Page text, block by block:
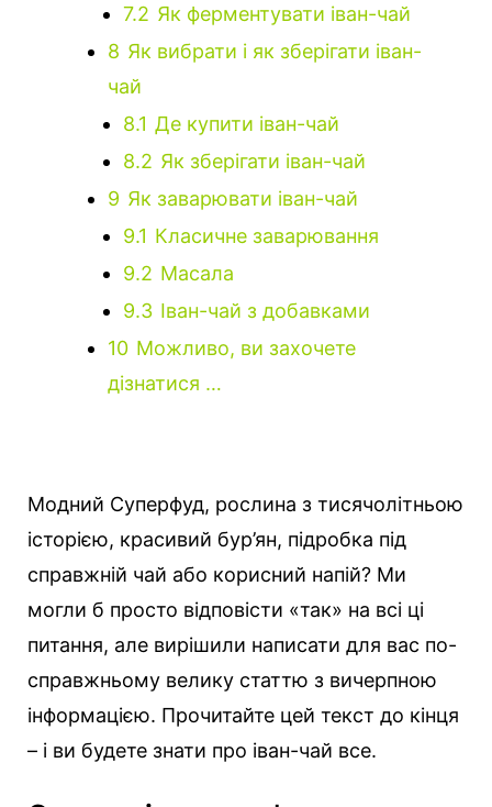
7.2 Як ферментувати іван-чай
8 Як вибрати і як зберігати іван-
чай
8.1 Де купити іван-чай
8.2 Як зберігати іван-чай
9 Як заварювати іван-чай
9.1 Класичне заварювання
9.2 Масала
9.3 Іван-чай з добавками
10 Можливо, ви захочете
дізнатися …
Модний Суперфуд, рослина з тисячолітньою
історією, красивий бур’ян, підробка під
справжній чай або корисний напій? Ми
могли б просто відповісти «так» на всі ці
питання, але вирішили написати для вас по-
справжньому велику статтю з вичерпною
інформацією. Прочитайте цей текст до кінця
– і ви будете знати про іван-чай все.